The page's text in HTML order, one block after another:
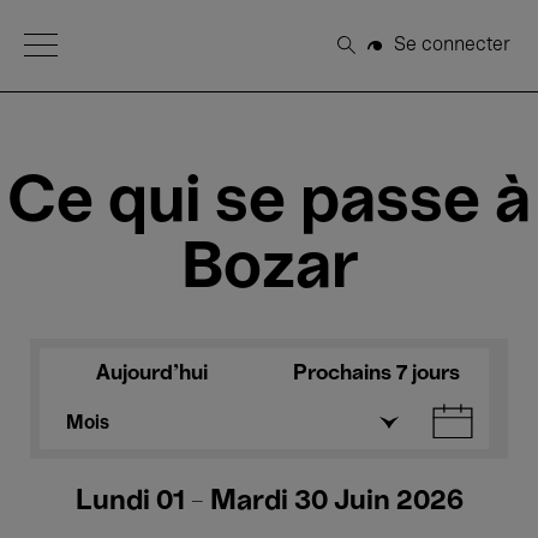
Open Menu
Rechercher
Se connecter
Ce qui se passe à
Bozar
Aujourd'hui Prochains 7 jours
Mois
Lundi 01 - Mardi 30 Juin 2026